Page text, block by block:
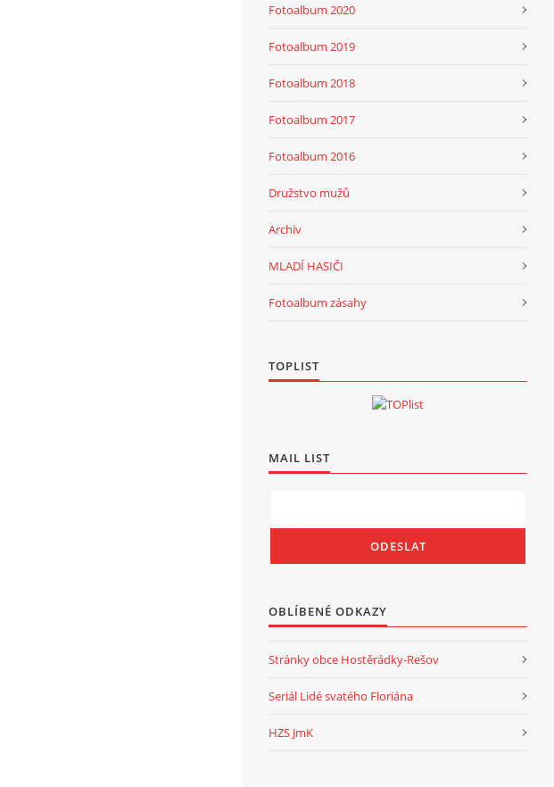
Fotoalbum 2020
Fotoalbum 2019
Fotoalbum 2018
Fotoalbum 2017
Fotoalbum 2016
Družstvo mužů
Archiv
MLADÍ HASIČI
Fotoalbum zásahy
TOPLIST
MAIL LIST
OBLÍBENÉ ODKAZY
Stránky obce Hostěrádky-Rešov
Seriál Lidé svatého Floriána
HZS JmK